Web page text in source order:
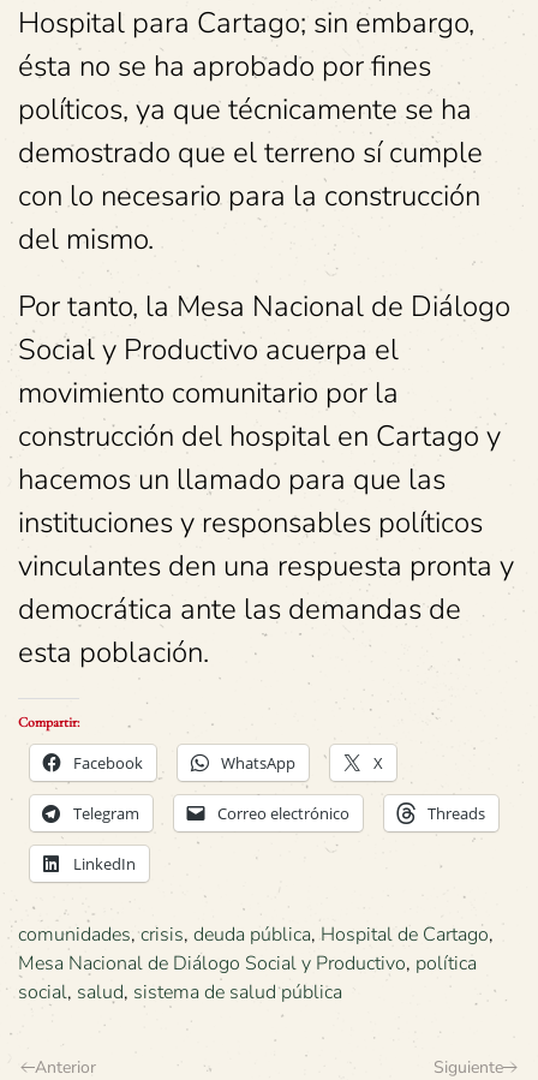
Hospital para Cartago; sin embargo,
ésta no se ha aprobado por fines
políticos, ya que técnicamente se ha
demostrado que el terreno sí cumple
con lo necesario para la construcción
del mismo.
Por tanto, la Mesa Nacional de Diálogo
Social y Productivo acuerpa el
movimiento comunitario por la
construcción del hospital en Cartago y
hacemos un llamado para que las
instituciones y responsables políticos
vinculantes den una respuesta pronta y
democrática ante las demandas de
esta población.
Compartir:
Facebook WhatsApp X
Telegram Correo electrónico Threads
LinkedIn
comunidades,crisis, deuda pública,Hospital de Cartago,
Mesa Nacional de Diálogo Social y Productivo, política
social, salud, sistema de salud pública
Anterior Siguiente